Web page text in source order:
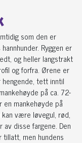
som den er
Ryggen er
og heller langstrakt
og forfra. Ørene er
tett inntil
på ca. 72-
mankehøyde på
være løvegul, rød,
disse fargene. Den
men hundens